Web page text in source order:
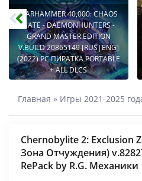
WARHAMMER 40,000: CHAOS
GATE - DAEMONHUNTERS -
GRAND MASTER EDITION
V.BUILD 20865149 [RUS|ENG]
(2022) PC ПИРАТКА PORTABLE
+ ALL DLCS
Главная » Игры 2021-2025
Chernobylite 2: Exclusion
Зона Отчуждения)
RePack by R.G. Механики